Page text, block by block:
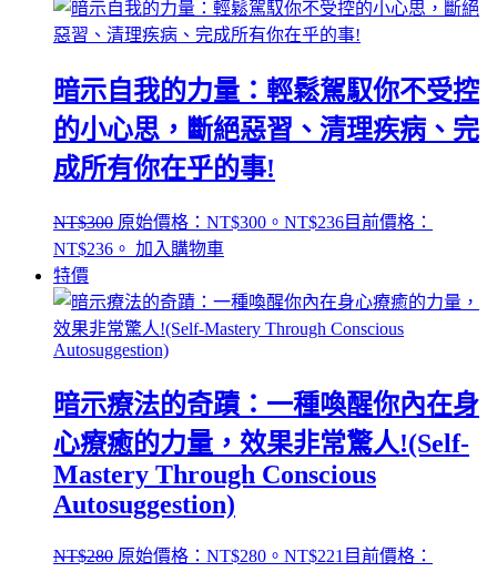
暗示自我的力量：輕鬆駕馭你不受控
的小心思，斷絕惡習、清理疾病、完
成所有你在乎的事!
NT$300 原始價格：NT$300。 NT$236目前價格：
NT$236。 加入購物車
特價
暗示療法的奇蹟：一種喚醒你內在身
心療癒的力量，效果非常驚人!(Self-
Mastery Through Conscious
Autosuggestion)
NT$280 原始價格：NT$280。 NT$221 目前價格：